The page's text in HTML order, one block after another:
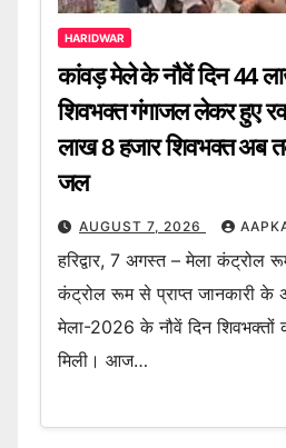
HARIDWAR
कांवड़ मेले के नौवें दिन 44
शिवभक्त गंगाजल लेकर हुए
लाख 8 हजार शिवभक्त अब
जल
AUGUST 7, 2026
हरिद्वार, 7 अगस्त – मेला कंट्रोल
कंट्रोल रूम से प्राप्त जानकारी के
मेला-2026 के नौवें दिन शिवभक्तों
मिली। आज…